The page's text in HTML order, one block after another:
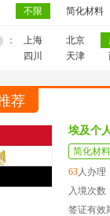
不限 简化材料
： 上海 北京
四川
天津
荐
埃及个
简化材料
63人办理
入境次数
签证有效